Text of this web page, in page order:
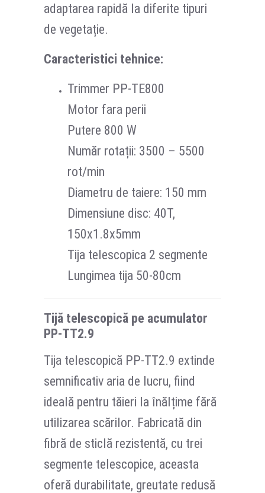
adaptarea rapidă la diferite tipuri
de vegetație.
Caracteristici tehnice:
Trimmer PP-TE800
Motor fara perii
Putere 800 W
Număr rotații: 3500 – 5500
rot/min
Diametru de taiere: 150 mm
Dimensiune disc: 40T,
150x1.8x5mm
Tija telescopica 2 segmente
Lungimea tija 50-80cm
Tijă telescopică pe acumulator
PP-TT2.9
Tija telescopică PP-TT2.9 extinde
semnificativ aria de lucru, fiind
ideală pentru tăieri la înălțime fără
utilizarea scărilor. Fabricată din
fibră de sticlă rezistentă, cu trei
segmente telescopice, aceasta
oferă durabilitate, greutate redusă